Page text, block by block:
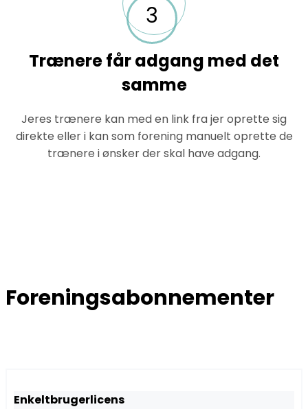
3
Trænere får adgang med det
samme
Jeres trænere kan med en link fra jer oprette sig
direkte eller i kan som forening manuelt oprette de
trænere i ønsker der skal have adgang.
Foreningsabonnementer
Enkeltbrugerlicens